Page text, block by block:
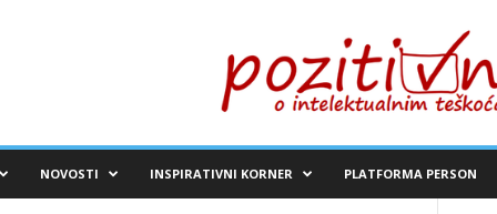
NOVOSTI INSPIRATIVNI KORNER PLATFORMA PERSON